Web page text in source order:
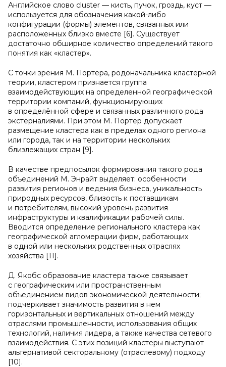
Английское слово cluster — кисть, пучок, гроздь, куст —
используется для обозначения какой-либо
конфигурации (формы) элементов, связанных или
расположенных близко вместе [6]. Существует
достаточно обширное количество определений такого
понятия как «кластер».
С точки зрения М. Портера, родоначальника кластерной
теории, кластером признается группа
взаимодействующих на определенной географической
территории компаний, функционирующих
в определённой сфере и связанных различного рода
экстерналиями. При этом М. Портер допускает
размещение кластера как в пределах одного региона
или города, так и на территории нескольких
близлежащих стран [9].
В качестве предпосылок формирования такого рода
объединений М. Энрайт выделяет: особенности
развития регионов и ведения бизнеса, уникальность
природных ресурсов, близость к поставщикам
и потребителям, высокий уровень развития
инфраструктуры и квалификации рабочей силы.
Вводится определение регионального кластера как
географической агломерации фирм, работающих
в одной или нескольких родственных отраслях
хозяйства [11].
Д. Якобс образование кластера также связывает
с географическим или пространственным
объединением видов экономической деятельности;
подчеркивает значимость развития в нем
горизонтальных и вертикальных отношений между
отраслями промышленности, использования общих
технологий, наличия лидера, а также качества сетевого
взаимодействия. С этих позиций кластеры выступают
альтернативой секторальному (отраслевому) подходу
[10].